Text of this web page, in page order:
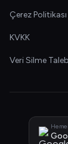
Çerez Politikası
KVKK
Veri Silme